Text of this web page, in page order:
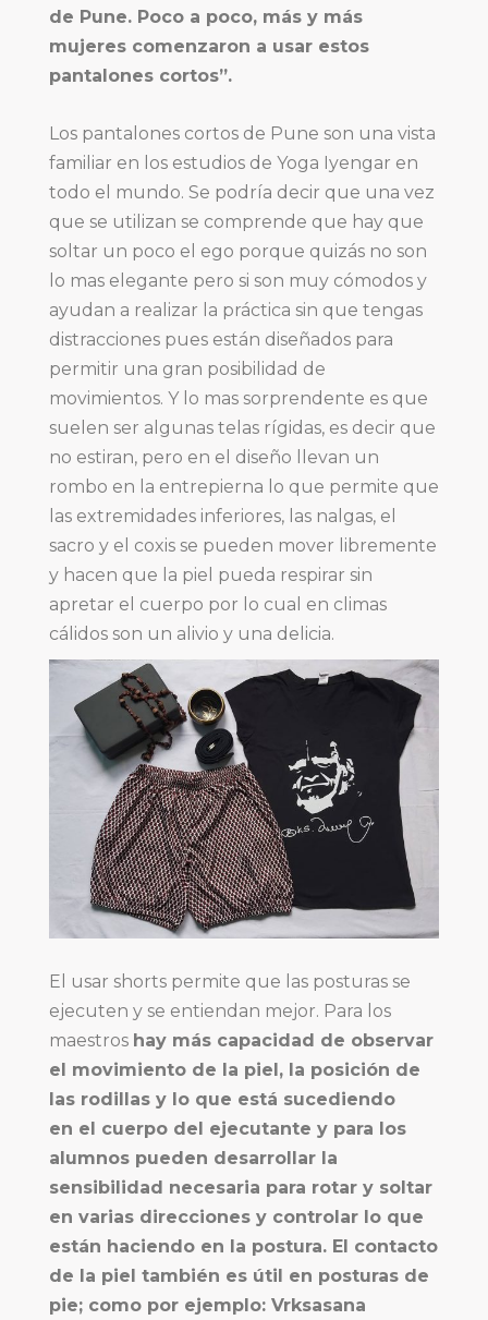
de Pune. Poco a poco, más y más
mujeres comenzaron a usar estos
pantalones cortos”.
Los pantalones cortos de Pune son una vista
familiar en los estudios de Yoga Iyengar en
todo el mundo. Se podría decir que una vez
que se utilizan se comprende que hay que
soltar un poco el ego porque quizás no son
lo mas elegante pero si son muy cómodos y
ayudan a realizar la práctica sin que tengas
distracciones pues están diseñados para
permitir una gran posibilidad de
movimientos. Y lo mas sorprendente es que
suelen ser algunas telas rígidas, es decir que
no estiran, pero en el diseño llevan un
rombo en la entrepierna lo que permite que
las extremidades inferiores, las nalgas, el
sacro y el coxis se pueden mover libremente
y hacen que la piel pueda respirar sin
apretar el cuerpo por lo cual en climas
cálidos son un alivio y una delicia.
El usar shorts permite que las posturas se
ejecuten y se entiendan mejor. Para los
maestros hay más capacidad de observar
el movimiento de la piel, la posición de
las rodillas y lo que está sucediendo
en el cuerpo del ejecutante y para los
alumnos pueden desarrollar la
sensibilidad necesaria para rotar y soltar
en varias direcciones y controlar lo que
están haciendo en la postura. El contacto
de la piel también es útil en posturas de
pie; como por ejemplo: Vrksasana